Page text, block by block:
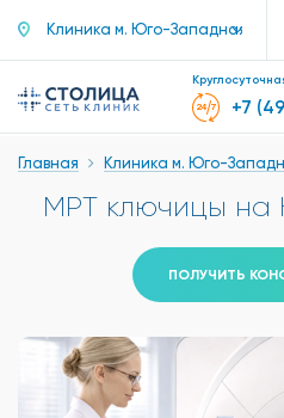
Клиника м. Юго-Западная
+7
Главная Клиника м. Юго-
МРТ ключицы
ПОЛУЧИТЬ